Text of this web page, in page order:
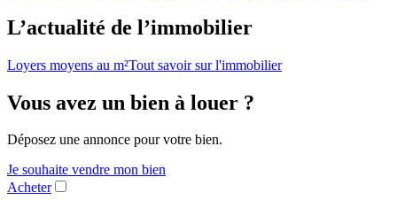
L’actualité de l’immobilier
Loyers moyens au m²Tout savoir sur l'immobilier
Vous avez un bien à louer ?
Déposez une annonce pour votre bien.
Je souhaite vendre mon bien
Acheter